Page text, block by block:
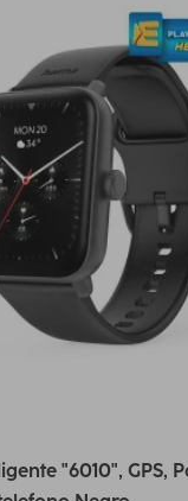
"6010", GPS,